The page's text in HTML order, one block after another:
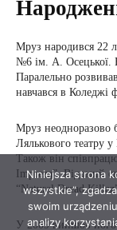
Niniejsza strona
wszystkie”,
swoim
analizy